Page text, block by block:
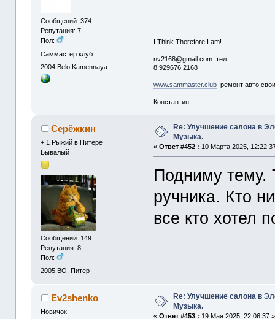
Сообщений: 374
Репутация: 7
Пол:
Саммастер.клуб
2004 Belo Kamennaya
I Think Therefore I am!
nv2168@gmail.com тел.
8 929676 2168
www.sammaster.club ремонт авто
Константин
Серёжкин
+ 1 Рыжий в Питере
Бывалый
Сообщений: 149
Репутация: 8
Пол:
2005 ВО, Питер
Re: Улучшение салона в
Музыка.
«Ответ #452 : 10 Марта 2025,
Подниму тему.
ручника. Кто
все кто хотел
Ev2shenko
Новичок
Re: Улучшение салона в
Музыка.
«Ответ #453 : 19 Мая 2025, 22:06:37 »